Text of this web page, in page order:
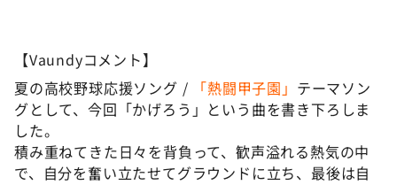
【Vaundyコメント】
夏の高校野球応援ソング /
「熱闘甲子園」 テーマソン
グとして、今回「かげろう」という曲を書き下ろしま
した。
積み重ねてきた日々を背負って、歓声溢れる熱気の中
で、自分を奮い立たせてグラウンドに立ち、最後は自